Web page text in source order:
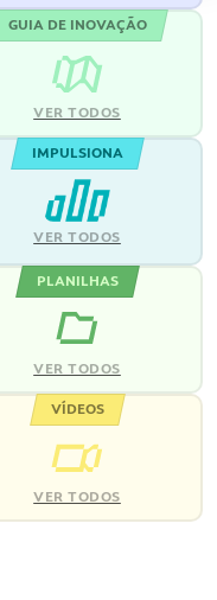
GUIA DE INOVAÇÃO
VER TODOS
IMPULSIONA
VER TODOS
PLANILHAS
VER TODOS
VÍDEOS
VER TODOS